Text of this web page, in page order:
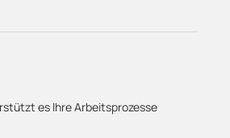
es Ihre Arbeitsprozesse